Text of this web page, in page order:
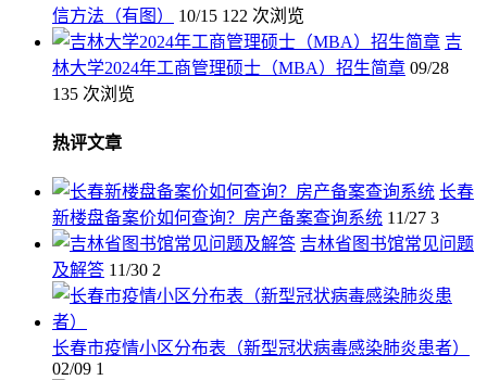
信方法（有图）
10/15 122 次浏览
吉
林大学2024年工商管理硕士（MBA）招生简章 09/28
135 次浏览
热评文章
长春
新楼盘备案价如何查询？房产备案查询系统 11/27 3
吉林省图书馆常见问题
及解答 11/30 2
长春市疫情小区分布表（新型冠状病毒感染肺炎患者）
02/09 1